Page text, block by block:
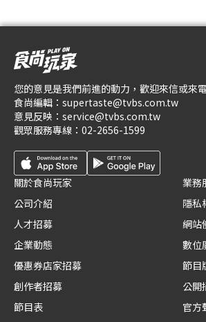
您的意見是我們前進的動力，歡迎來信或來
食尚編輯： supertaste@tvbs.com.tw
意見反映： service@tvbs.com.tw
觀眾服務專線： 02-2656-1599
關於食尚玩家
公司介紹
人才招募
企業動態
優惠券店家招募
創作者招募
節目表
業務
隱私
網站
數位
節目
公開
官方